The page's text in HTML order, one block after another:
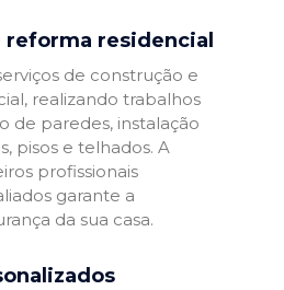
reforma residencial
de construção e
realizando trabalhos
de paredes, instalação
pisos e telhados. A
profissionais
garante a
da sua casa.